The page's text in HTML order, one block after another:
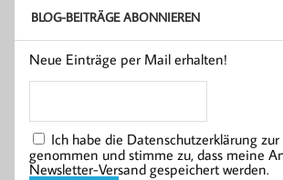
BLOG-BEITRÄGE ABONNIEREN
Neue Einträge per Mail erhalten!
Ich habe die Datenschutzerklärung
genommen und stimme zu, dass meine
Newsletter-Versand gespeichert werden.